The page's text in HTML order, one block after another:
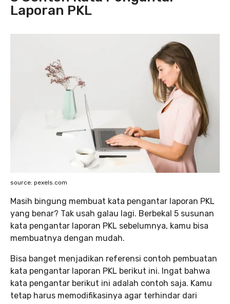
Laporan PKL
source: pexels.com
Masih bingung membuat kata pengantar laporan PKL
yang benar? Tak usah galau lagi. Berbekal 5 susunan
kata pengantar laporan PKL sebelumnya, kamu bisa
membuatnya dengan mudah.
Bisa banget menjadikan referensi contoh pembuatan
kata pengantar laporan PKL berikut ini. Ingat bahwa
kata pengantar berikut ini adalah contoh saja. Kamu
tetap harus memodifikasinya agar terhindar dari